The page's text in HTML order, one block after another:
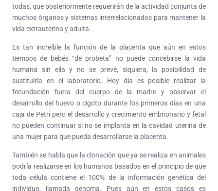
todas, que posteriormente requerirán de la actividad conjunta de
muchos órganos y sistemas interrelacionados para mantener la
vida extrauterina y adulta.
Es tan increíble la función de la placenta que aún en estos
tiempos de bebés “de probeta” no puede concebirse la vida
humana sin ella y no se prevé, siquiera, la posibilidad de
sustituirla en el laboratorio. Hoy día es posible realizar la
fecundación fuera del cuerpo de la madre y observar el
desarrollo del huevo o cigoto durante los primeros días en una
caja de Petri pero el desarrollo y crecimiento embrionario y fetal
no pueden continuar si no se implanta en la cavidad uterina de
una mujer para que pueda desarrollarse la placenta.
También se habla que la clonación que ya se realiza en animales
podría realizarse en los humanos basados en el principio de que
toda célula contiene el 100% de la información genética del
individuo, llamada genoma. Pues aún en estos casos es